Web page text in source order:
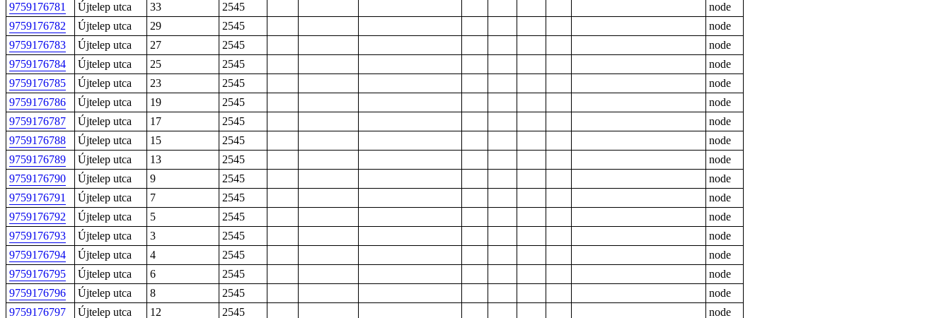
9759176781
Újtelep utca 33 2545
node
9759176782
Újtelep utca 29 2545
node
9759176783
Újtelep utca 27 2545
node
9759176784
Újtelep utca 25 2545
node
9759176785
Újtelep utca 23 2545
node
9759176786
Újtelep utca 19 2545
node
9759176787
Újtelep utca 17 2545
node
9759176788
Újtelep utca 15 2545
node
9759176789
Újtelep utca 13 2545
node
9759176790
Újtelep utca 9 2545
node
9759176791
Újtelep utca 7 2545
node
9759176792
Újtelep utca 5 2545
node
9759176793
Újtelep utca 3 2545
node
9759176794
Újtelep utca 4 2545
node
9759176795
Újtelep utca 6 2545
node
9759176796
Újtelep utca 8 2545
node
9759176797
Újtelep utca 12 2545
node